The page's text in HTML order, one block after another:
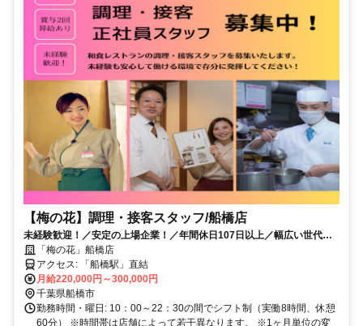
【梅の花】調理・接客スタッフ/船橋店
未経験歓迎！／安定の上場企業！／年間休日107日以上／幅広い世代の
方たちが活躍中！
「梅の花」船橋店
アクセス: 「船橋駅」直結
月給220,000円～300,000円
千葉県船橋市
勤務時間・曜日: 10：00～22：30の間でシフト制（実働8時間、休憩
60分） ※時間帯は店舗によって若干異なります。 ※1ヶ月単位の変